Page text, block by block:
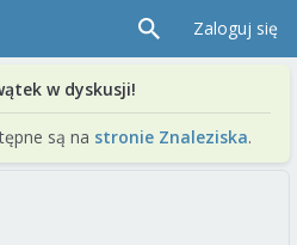
Zaloguj się
w dyskusji!
są na stronie Znaleziska.